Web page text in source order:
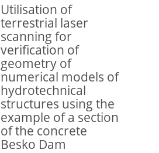
Utilisation of
terrestrial laser
scanning for
verification of
geometry of
numerical models of
hydrotechnical
structures using the
example of a section
of the concrete
Besko Dam